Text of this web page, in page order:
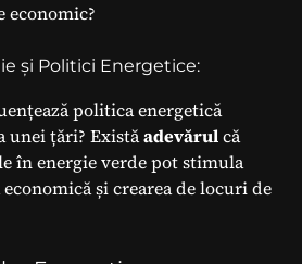
economic?
și Politici Energetice:
politica energetică
unei țări? Existăadevărulcă
în energie verde pot stimula
economică și crearea de locuri de